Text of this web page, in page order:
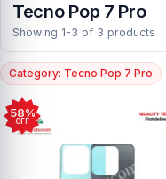
Tecno Pop 7 Pro
Showing 1-3 of 3 products
Category: Tecno Pop 7 Pro
58%
OFF